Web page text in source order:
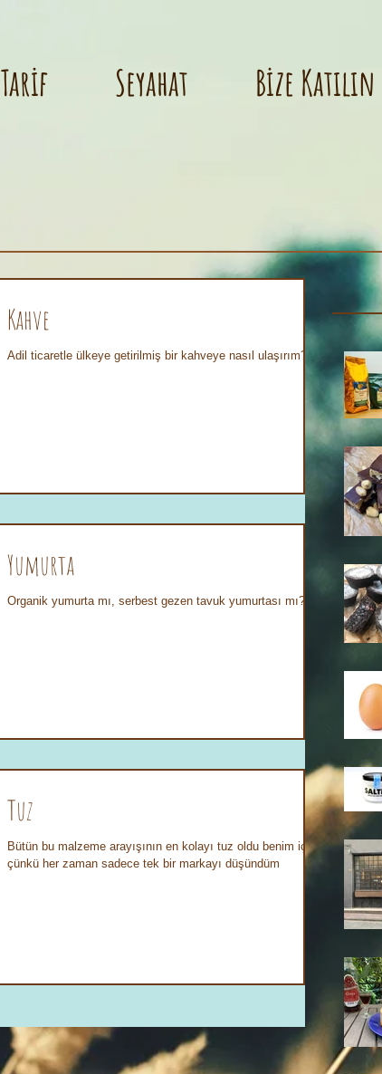
Tarif Seyahat Bize Katılın
Kahve
Adil ticaretle ülkeye getirilmiş bir kahveye nasıl ulaşırım?
Yumurta
Organik yumurta mı, serbest gezen tavuk yumurtası mı?
Tuz
Bütün bu malzeme arayışının en kolayı tuz oldu benim için,
çünkü her zaman sadece tek bir markayı düşündüm